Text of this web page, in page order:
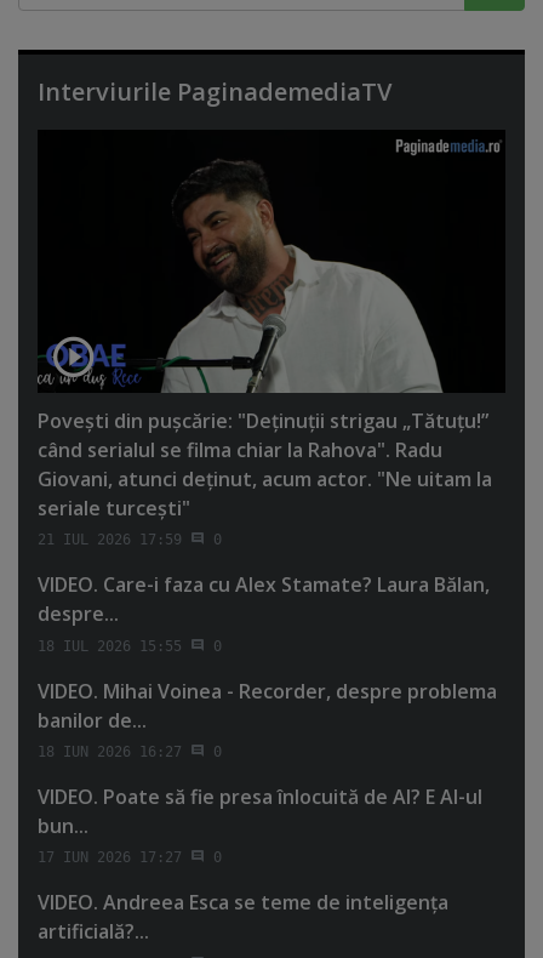
Interviurile PaginademediaTV
Poveşti din puşcărie: "Deţinuţii strigau „Tătuţu!”
când serialul se filma chiar la Rahova". Radu
Giovani, atunci deţinut, acum actor. "Ne uitam la
seriale turceşti"
21 IUL 2026 17:59 0
VIDEO. Care-i faza cu Alex Stamate? Laura Bălan,
despre...
18 IUL 2026 15:55 0
VIDEO. Mihai Voinea - Recorder, despre problema
banilor de...
18 IUN 2026 16:27 0
VIDEO. Poate să fie presa înlocuită de AI? E AI-ul
bun...
17 IUN 2026 17:27 0
VIDEO. Andreea Esca se teme de inteligenţa
artificială?...